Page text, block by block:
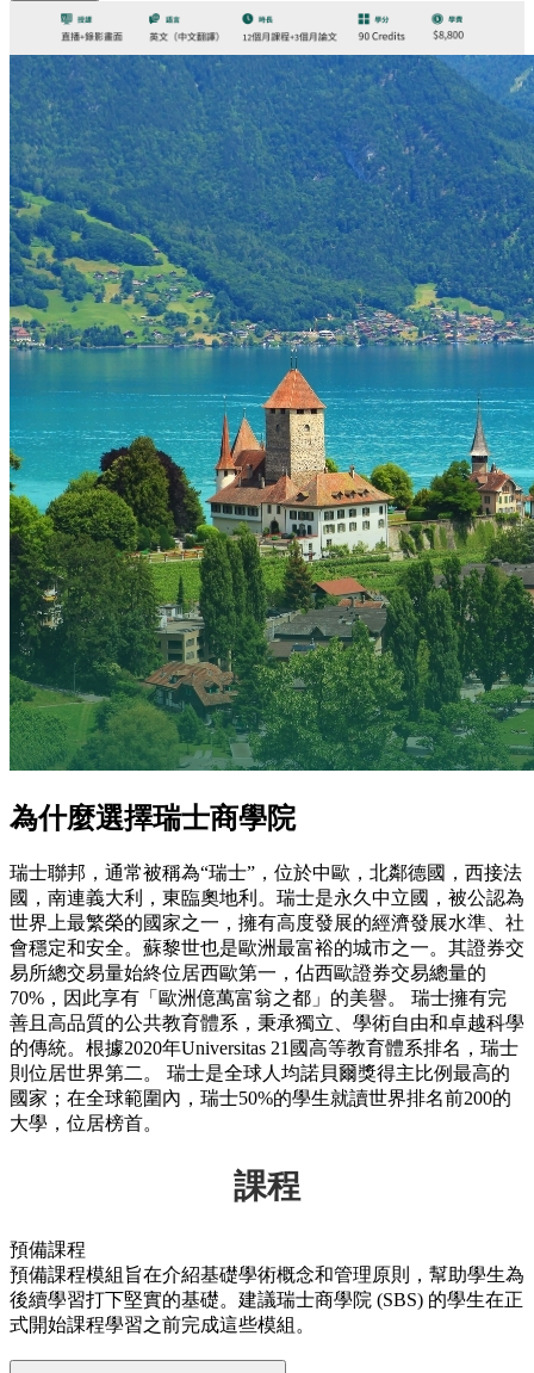
為什麼選擇瑞士商學院
瑞士聯邦，通常被稱為“瑞士”，位於中歐，北鄰德國，西接法
國，南連義大利，東臨奧地利。瑞士是永久中立國，被公認為
世界上最繁榮的國家之一，擁有高度發展的經濟發展水準、社
會穩定和安全。蘇黎世也是歐洲最富裕的城市之一。其證券交
易所總交易量始終位居西歐第一，佔西歐證券交易總量的
70%，因此享有「歐洲億萬富翁之都」的美譽。 瑞士擁有完
善且高品質的公共教育體系，秉承獨立、學術自由和卓越科學
的傳統。根據2020年Universitas 21國高等教育體系排名，瑞士
則位居世界第二。 瑞士是全球人均諾貝爾獎得主比例最高的
國家；在全球範圍內，瑞士50%的學生就讀世界排名前200的
大學，位居榜首。
課程
預備課程
預備課程模組旨在介紹基礎學術概念和管理原則，幫助學生為
後續學習打下堅實的基礎。建議瑞士商學院 (SBS) 的學生在正
式開始課程學習之前完成這些模組。